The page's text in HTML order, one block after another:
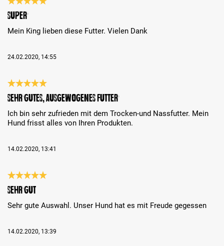
Bewertung mit 5 von 5 Sternen
Super
Mein King lieben diese Futter. Vielen Dank
24.02.2020, 14:55
Bewertung mit 5 von 5 Sternen
Sehr gutes, ausgewogenes Futter
Ich bin sehr zufrieden mit dem Trocken-und Nassfutter. Mein
Hund frisst alles von Ihren Produkten.
14.02.2020, 13:41
Bewertung mit 5 von 5 Sternen
sehr gut
Sehr gute Auswahl. Unser Hund hat es mit Freude gegessen
14.02.2020, 13:39